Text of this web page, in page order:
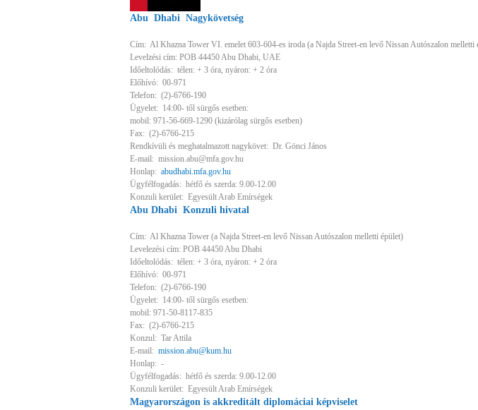
Abu Dhabi Nagykövetség
Cím: Al Khazna Tower VI. emelet 603-604-es iroda (a Najda Street-en levő Nissan Autószalon melletti
Levelzési cím: POB 44450 Abu Dhabi, UAE
Időeltolódás: télen: + 3 óra, nyáron: + 2 óra
Előhívó: 00-971
Telefon: (2)-6766-190
Ügyelet: 14:00- től sürgős esetben:
mobil: 971-56-669-1290 (kizárólag sürgős esetben)
Fax: (2)-6766-215
Rendkívüli és meghatalmazott nagykövet: Dr. Gönci János
E-mail: mission.abu@mfa.gov.hu
Honlap: abudhabi.mfa.gov.hu
Ügyfélfogadás: hétfő és szerda: 9.00-12.00
Konzuli kerület: Egyesült Arab Emírségek
Abu Dhabi Konzuli hivatal
Cím: Al Khazna Tower (a Najda Street-en levő Nissan Autószalon melletti épület)
Levelezési cím: POB 44450 Abu Dhabi
Időeltolódás: télen: + 3 óra, nyáron: + 2 óra
Előhívó: 00-971
Telefon: (2)-6766-190
Ügyelet: 14:00- től sürgős esetben:
mobil: 971-50-8117-835
Fax: (2)-6766-215
Konzul: Tar Attila
E-mail: mission.abu@kum.hu
Honlap: -
Ügyfélfogadás: hétfő és szerda: 9.00-12.00
Konzuli kerület: Egyesült Arab Emírségek
Magyarországon is akkreditált diplomáciai képviselet